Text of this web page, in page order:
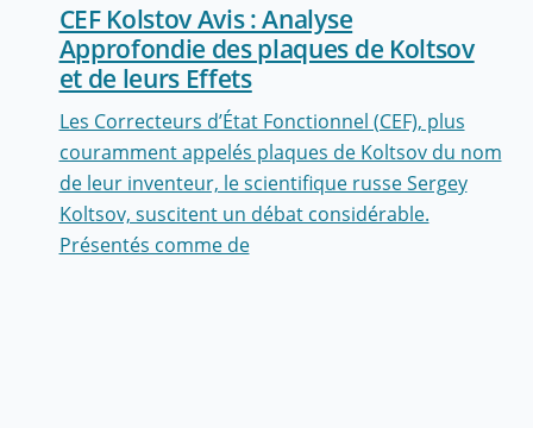
CEF Kolstov Avis : Analyse
Approfondie des plaques de Koltsov
et de leurs Effets
Les Correcteurs d’État Fonctionnel (CEF), plus
couramment appelés plaques de Koltsov du nom
de leur inventeur, le scientifique russe Sergey
Koltsov, suscitent un débat considérable.
Présentés comme de